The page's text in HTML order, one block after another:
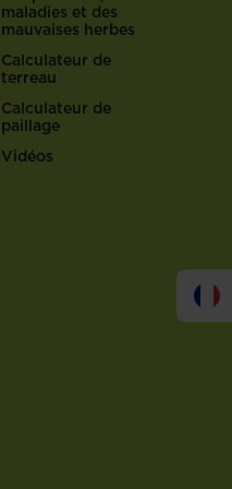
maladies et des
mauvaises herbes
Calculateur de
terreau
Calculateur de
paillage
Vidéos